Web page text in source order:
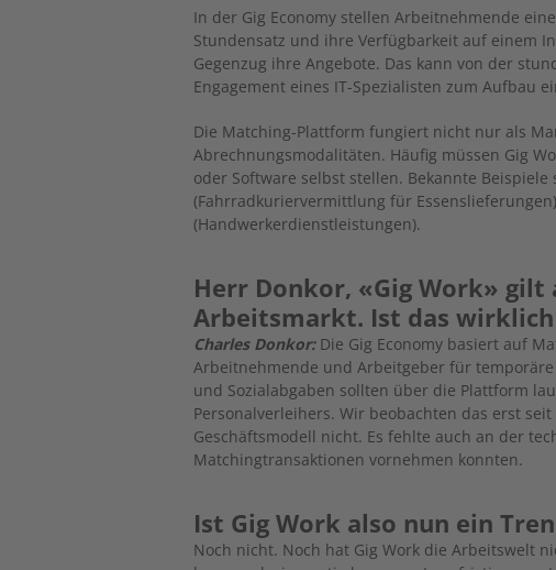
In der Gig Economy stellen Arbeitnehmende
Stundensatz und ihre Verfügbarkeit auf einem
Gegenzug ihre Angebote. Das kann von der
Engagement eines IT-Spezialisten zum Aufbau
Die Matching-Plattform fungiert nicht nur als
Abrechnungsmodalitäten. Häufig müssen Gig
oder Software selbst stellen. Bekannte
(Fahrradkuriervermittlung für
(Handwerkerdienstleistungen).
Herr Donkor, «Gig Work» gilt
Arbeitsmarkt. Ist das wirklich
Charles Donkor: Die Gig Economy basiert auf
Arbeitnehmende und Arbeitgeber für
und Sozialabgaben sollten über die Plattform
Personalverleihers. Wir beobachten das erst
Geschäftsmodell nicht. Es fehlte auch an der
Matchingtransaktionen vornehmen konnten.
Ist Gig Work also nun ein
Noch nicht. Noch hat Gig Work die Arbeitswelt